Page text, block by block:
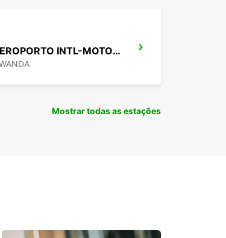
KIGALI AEROPORTO INTL-MOTORISTA
Mostrar todas as estações